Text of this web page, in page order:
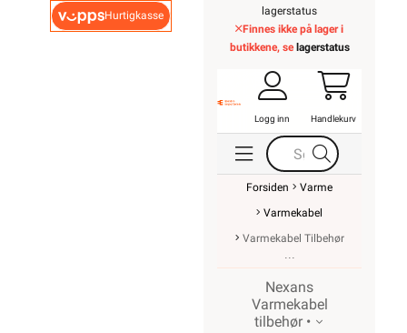
Hurtigkasse
lagerstatus
Finnes ikke på lager i
butikkene, se lagerstatus
Logg inn Handlekurv
Forsiden
Varme
Varmekabel
Varmekabel Tilbehør
Nexans
Varmekabel
tilbehør •